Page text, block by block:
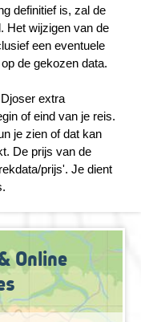
definitief is, zal de
Het wijzigen van de
een eventuele
de gekozen data.
extra
of eind van je reis.
je zien of dat kan
De prijs van de
prijs'. Je dient
Online